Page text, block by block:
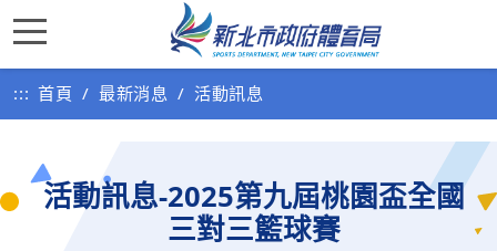
::: 首頁 最新消息 活動訊息
活動訊息-2025第九屆桃園盃全國
三對三籃球賽